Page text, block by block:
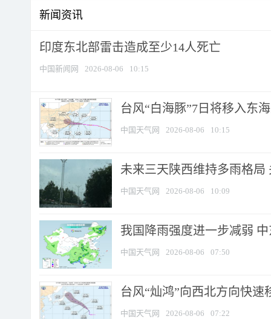
新闻资讯
印度东北部雷击造成至少14人死亡
中国新闻网 2026-08-06 10:15
台风“白海豚”7日将移入东
中国天气网 2026-08-06 10:15
未来三天陕西维持多雨格局
中国天气网 2026-08-06 10:09
我国降雨强度进一步减弱
中国天气网 2026-08-06 07:50
台风“灿鸿”向西北方向快
中国天气网 2026-08-06 07:22